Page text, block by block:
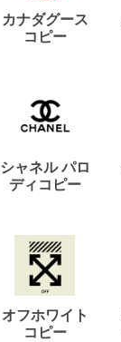
カナダグース
コピー
シャネル パロ
ディコピー
オフホワイト
コピー